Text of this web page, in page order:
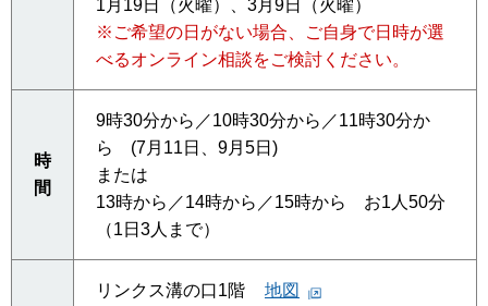
1月19日（火曜）、3月9日（火曜）
※ご希望の日がない場合、ご自身で日時が選
べるオンライン相談をご検討ください。
時
間
9時30分から／10時30分から／11時30分か
ら (7月11日、9月5日)
または
13時から／14時から／15時から お1人50分
（1日3人まで）
リンクス溝の口1階
地図